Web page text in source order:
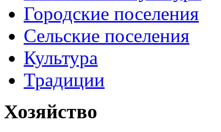
Городские поселения
Сельские поселения
Культура
Традиции
Хозяйство